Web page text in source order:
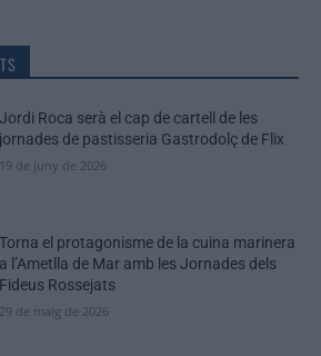
Jordi Roca serà el cap de cartell de les
jornades de pastisseria Gastrodolç de Flix
19 de juny de 2026
Torna el protagonisme de la cuina marinera
a l’Ametlla de Mar amb les Jornades dels
Fideus Rossejats
29 de maig de 2026